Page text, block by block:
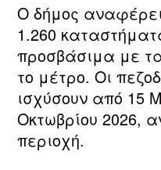
Ο δήμος
1.260
προσβάσιμα με
το μέτρο. Οι
ισχύσουν από 15
Οκτωβρίου 2026,
περιοχή.